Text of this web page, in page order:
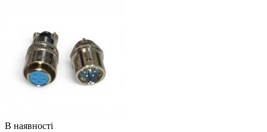
В наявності